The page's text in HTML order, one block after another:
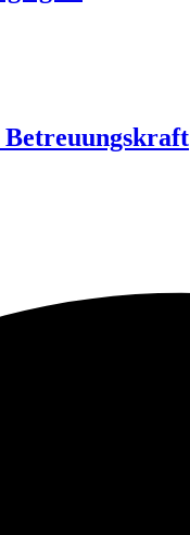
Betreuungskraft